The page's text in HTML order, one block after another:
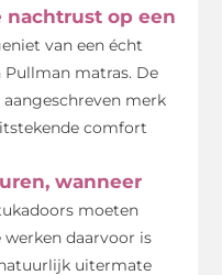
nachtrust op een
van een écht
matras. De
merk
comfort
wanneer
moeten
daarvoor is
uitermate